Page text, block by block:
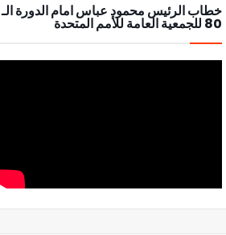
خطاب الرئيس محمود عباس امام الدورة الـ
80 للجمعية العامة للأمم المتحدة